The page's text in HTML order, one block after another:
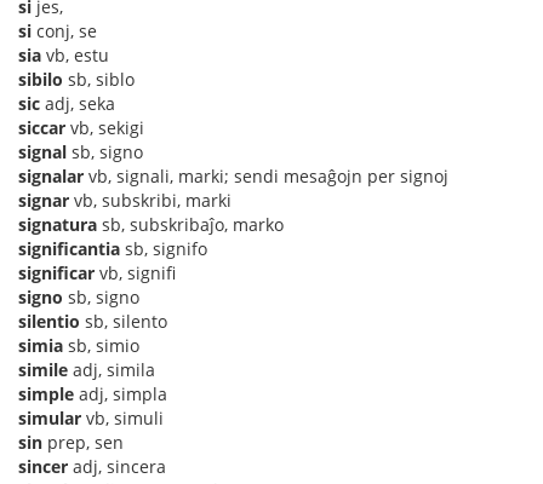
si jes,
si conj, se
sia vb, estu
sibilo sb, siblo
sic adj, seka
siccar vb, sekigi
signal sb, signo
signalar vb, signali, marki; sendi mesaĝojn per signoj
signar vb, subskribi, marki
signatura sb, subskribaĵo, marko
significantia sb, signifo
significar vb, signifi
signo sb, signo
silentio sb, silento
simia sb, simio
simile adj, simila
simple adj, simpla
simular vb, simuli
sin prep, sen
sincer adj, sincera